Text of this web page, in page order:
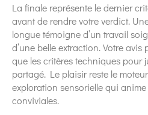
La finale représente le dernier
avant de rendre votre verdict.
longue témoigne d’un travail
d’une belle extraction. Votre
que les critères techniques pour
partagé. Le plaisir reste le
exploration sensorielle qui anime
conviviales.